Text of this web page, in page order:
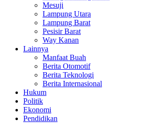
Mesuji
Lampung Utara
Lampung Barat
Pesisir Barat
Way Kanan
Lainnya
Manfaat Buah
Berita Otomotif
Berita Teknologi
Berita Internasional
Hukum
Politik
Ekonomi
Pendidikan